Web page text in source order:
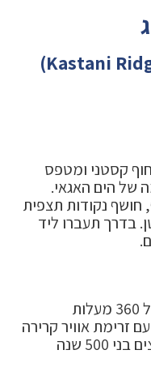
קסטני ומטפס
של הים האגאי.
חושף נקודות תצפית
בדרך תעברו ליד
זרימת אוויר קרירה
שנה